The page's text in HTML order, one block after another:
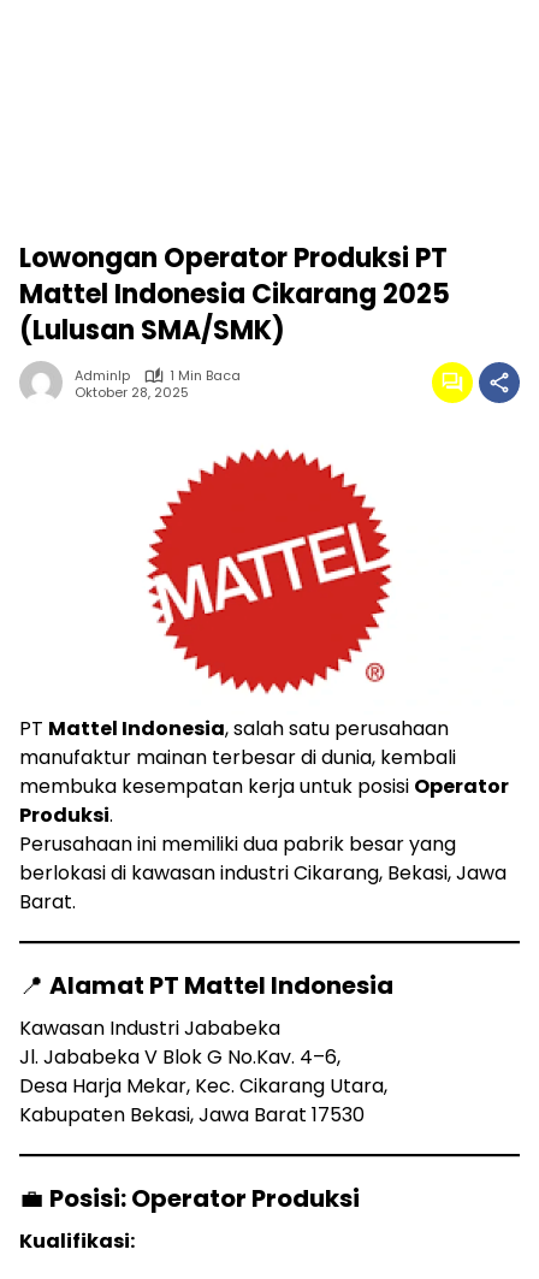
Lowongan Operator Produksi PT
Mattel Indonesia Cikarang 2025
(Lulusan SMA/SMK)
Adminlp
1 Min Baca
Oktober 28, 2025
PT Mattel Indonesia, salah satu perusahaan
manufaktur mainan terbesar di dunia, kembali
membuka kesempatan kerja untuk posisi Operator
Produksi.
Perusahaan ini memiliki dua pabrik besar yang
berlokasi di kawasan industri Cikarang, Bekasi, Jawa
Barat.
📍 Alamat PT Mattel Indonesia
Kawasan Industri Jababeka
Jl. Jababeka V Blok G No.Kav. 4–6,
Desa Harja Mekar, Kec. Cikarang Utara,
Kabupaten Bekasi, Jawa Barat 17530
💼 Posisi: Operator Produksi
Kualifikasi: